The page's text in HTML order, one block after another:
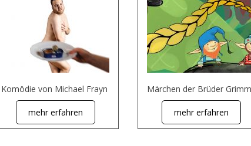
Komödie von Michael Frayn
mehr erfahren
Märchen der Brüder Grimm
mehr erfahren